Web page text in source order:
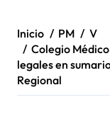
Inicio PM
V
Colegio
legales en
Regional